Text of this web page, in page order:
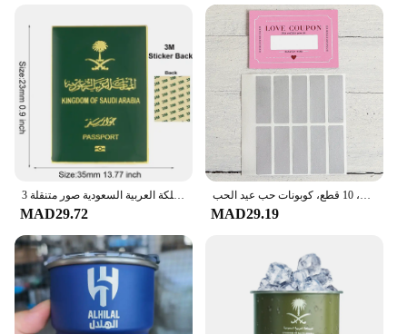
المملكة العربية السعودية صور متنقلة 3M ملصق شارة معدنية دبوس دبابيس دبابيس
MAD29.72
كوبونات حب للخدش، 10 قطع، كوبونات حب عيد الحب DIY، هدايا عيد ميلاد إبداعية للأصدقاء
MAD29.19